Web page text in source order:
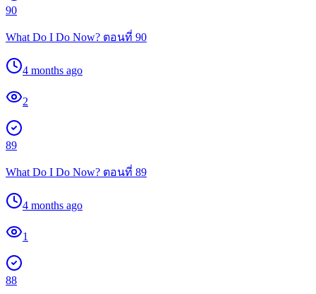
90
What Do I Do Now? ตอนที่ 90
4 months ago
2
89
What Do I Do Now? ตอนที่ 89
4 months ago
1
88